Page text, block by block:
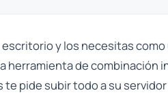
y los necesitas
herramienta de
pide subir todo a su